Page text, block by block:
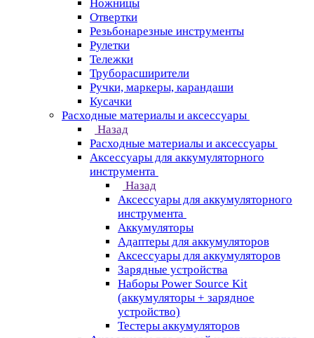
Ножницы
Отвертки
Резьбонарезные инструменты
Рулетки
Тележки
Труборасширители
Ручки, маркеры, карандаши
Кусачки
Расходные материалы и аксессуары
Назад
Расходные материалы и аксессуары
Аксессуары для аккумуляторного
инструмента
Назад
Аксессуары для аккумуляторного
инструмента
Aккумуляторы
Адаптеры для аккумуляторов
Аксессуары для аккумуляторов
Зарядные устройства
Наборы Power Source Kit
(аккумуляторы + зарядное
устройство)
Тестеры аккумуляторов